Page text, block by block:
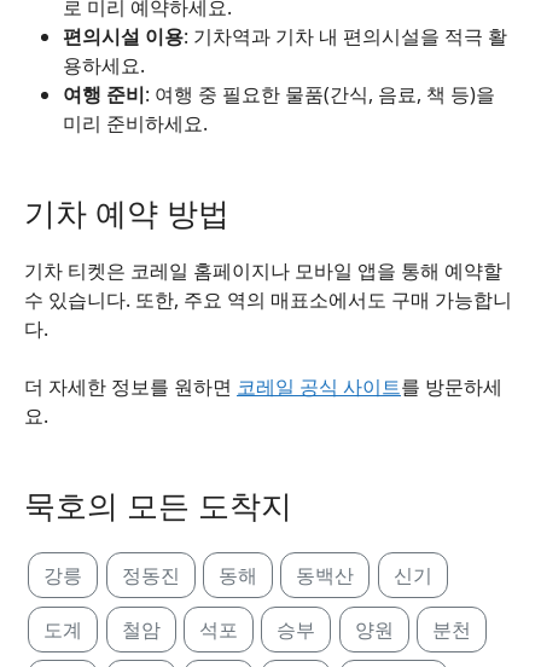
로 미리 예약하세요.
편의시설 이용: 기차역과 기차 내 편의시설을 적극 활
용하세요.
여행 준비: 여행 중 필요한 물품(간식, 음료, 책 등)을
미리 준비하세요.
기차 예약 방법
기차 티켓은 코레일 홈페이지나 모바일 앱을 통해 예약할
수 있습니다. 또한, 주요 역의 매표소에서도 구매 가능합니
다.
더 자세한 정보를 원하면 코레일 공식 사이트를 방문하세
요.
묵호의 모든 도착지
강릉 정동진 동해 동백산 신기
도계 철암 석포 승부 양원 분천